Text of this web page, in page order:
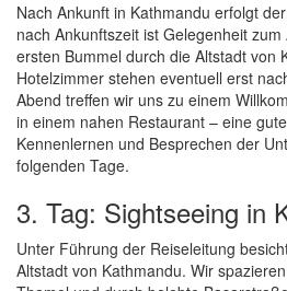
Nach Ankunft in Kathmandu erfolgt
nach Ankunftszeit ist Gelegenheit
ersten Bummel durch die Altstadt von
Hotelzimmer stehen eventuell erst
Abend treffen wir uns zu einem
in einem nahen Restaurant – eine
Kennenlernen und Besprechen der
folgenden Tage.
3. Tag: Sightseeing in
Unter Führung der Reiseleitung
Altstadt von Kathmandu. Wir